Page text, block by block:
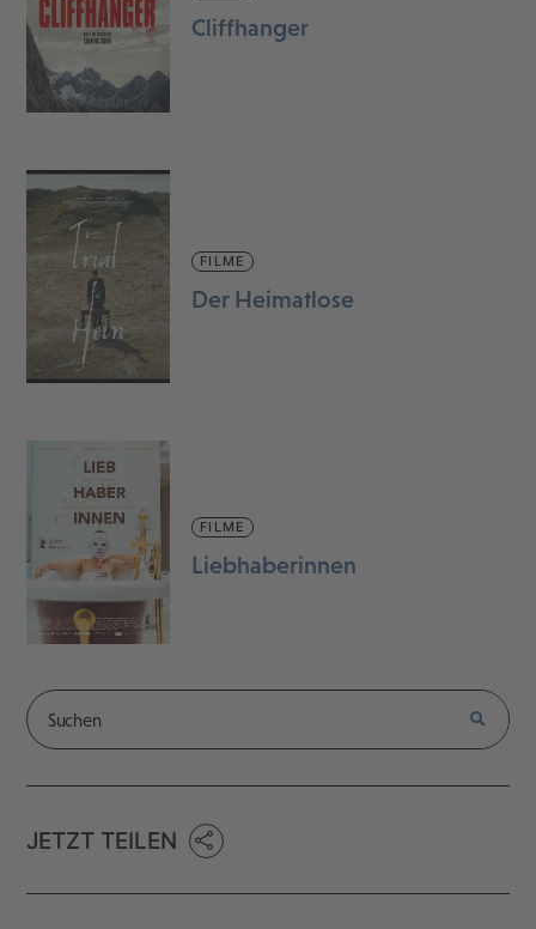
Cliffhanger
FILME
Der Heimatlose
FILME
Liebhaberinnen
JETZT TEILEN